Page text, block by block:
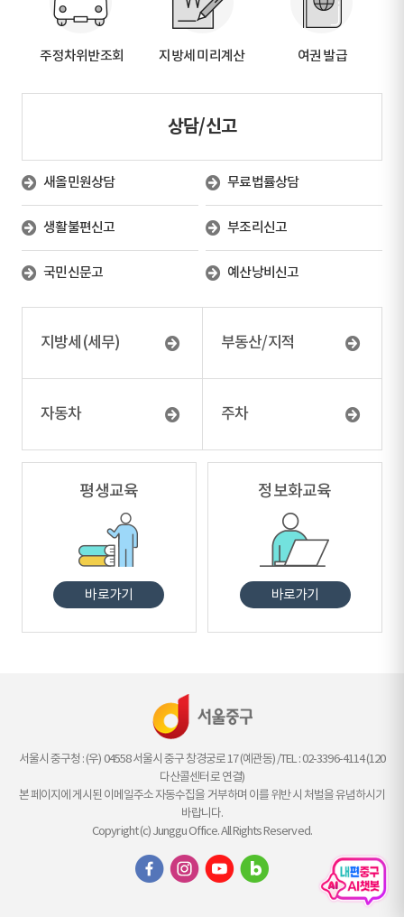
주정차위반조회 지방세 미리계산 여권 발급
상담/신고
새올민원상담 무료법률상담
생활불편신고 부조리신고
국민신문고 예산낭비신고
지방세(세무) 부동산/지적
자동차 주차
평생교육
바로가기
정보화교육
바로가기
서울시 중구청 : (우) 04558 서울시 중구 창경궁로 17 (예관동) /TEL : 02-3396-4114 (120
다산콜센터로 연결)
본 페이지에 게시된 이메일주소 자동수집을 거부하며 이를 위반 시 처벌을 유념하시기
바랍니다.
Copyright (c) Junggu Office. All Rights Reserved.